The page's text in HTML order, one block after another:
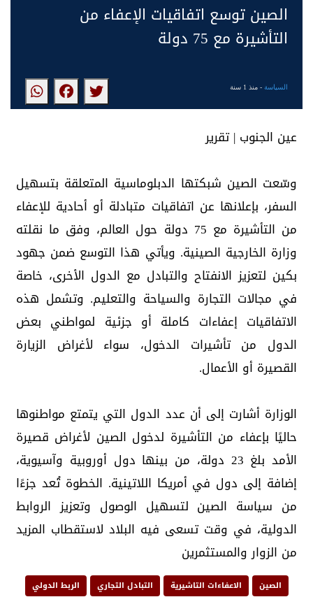
الصين توسع اتفاقيات الإعفاء من
التأشيرة مع 75 دولة
السياسة- منذ 1 سنة
عين الجنوب | تقرير
وسّعت الصين شبكتها الدبلوماسية المتعلقة بتسهيل
السفر، بإعلانها عن اتفاقيات متبادلة أو أحادية للإعفاء
من التأشيرة مع 75 دولة حول العالم، وفق ما نقلته
وزارة الخارجية الصينية. ويأتي هذا التوسع ضمن جهود
بكين لتعزيز الانفتاح والتبادل مع الدول الأخرى، خاصة
في مجالات التجارة والسياحة والتعليم. وتشمل هذه
الاتفاقيات إعفاءات كاملة أو جزئية لمواطني بعض
الدول من تأشيرات الدخول، سواء لأغراض الزيارة
القصيرة أو الأعمال.
الوزارة أشارت إلى أن عدد الدول التي يتمتع مواطنوها
حاليًا بإعفاء من التأشيرة لدخول الصين لأغراض قصيرة
الأمد بلغ 23 دولة، من بينها دول أوروبية وآسيوية،
إضافة إلى دول في أمريكا اللاتينية. الخطوة تُعد جزءًا
من سياسة الصين لتسهيل الوصول وتعزيز الروابط
الدولية، في وقت تسعى فيه البلاد لاستقطاب المزيد
من الزوار والمستثمرين
الصين الاعفاءات التاشيرية التبادل التجاري
الربط الدولي